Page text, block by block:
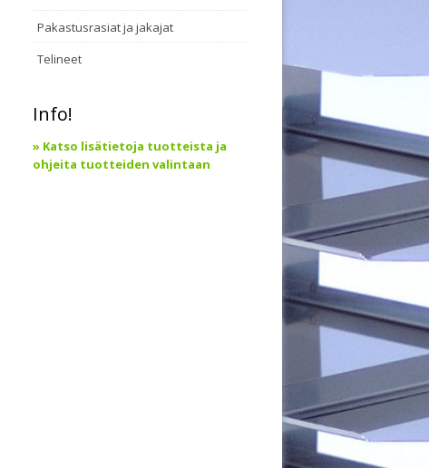
Pakastusrasiat ja jakajat
Telineet
Info!
» Katso lisätietoja tuotteista ja
ohjeita tuotteiden valintaan